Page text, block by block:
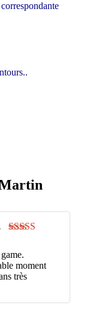
moment
très